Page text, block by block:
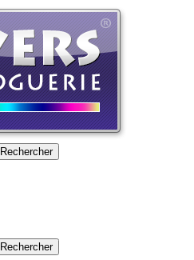
Rechercher
Rechercher